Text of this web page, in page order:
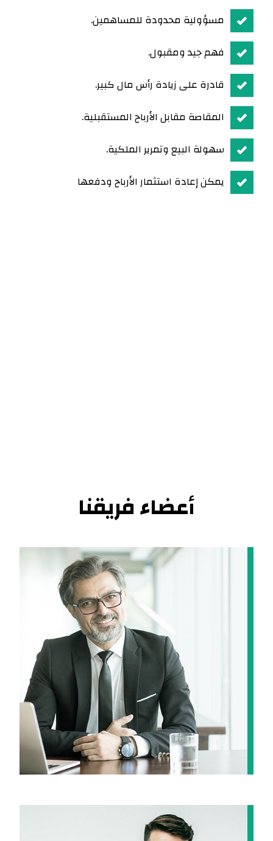
مسؤولية محدودة للمساهمين.
فهم جيد ومقبول.
قادرة على زيادة رأس مال كبير.
المقاصة مقابل الأرباح المستقبلية.
سهولة البيع وتمرير الملكية.
يمكن إعادة استثمار الأرباح ودفعها
أعضاء فريقنا